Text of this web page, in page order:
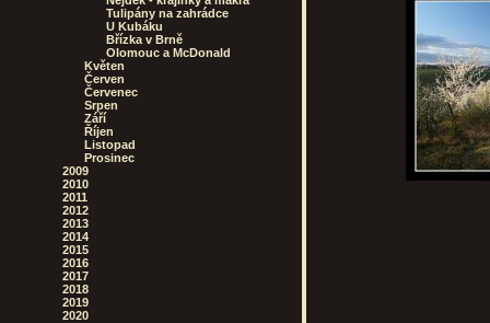
Tulipány na zahrádce
U Kubáku
Břízka v Brně
Olomouc a McDonald
Květen
Červen
Červenec
Srpen
Září
Říjen
Listopad
Prosinec
2009
2010
2011
2012
2013
2014
2015
2016
2017
2018
2019
2020